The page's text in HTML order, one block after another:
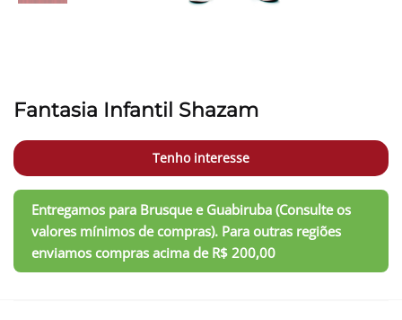
Fantasia Infantil Shazam
Tenho interesse